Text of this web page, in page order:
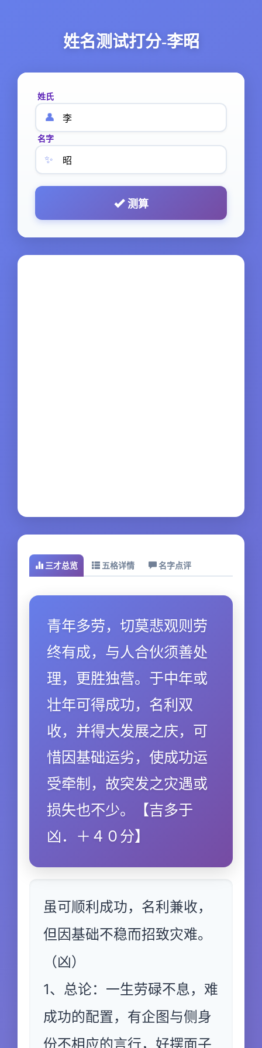
姓名测试打分-李昭
姓氏
👤
名字
✨
测算
三才总览 五格详情 名字点评
青年多劳，切莫悲观则劳
终有成，与人合伙须善处
理，更胜独营。于中年或
壮年可得成功，名利双
收，并得大发展之庆，可
惜因基础运劣，使成功运
受牵制，故突发之灾遇或
损失也不少。【吉多于
凶．＋４０分】
虽可顺利成功，名利兼收，
但因基础不稳而招致灾难。
（凶）
1、总论：一生劳碌不息，难
成功的配置，有企图与侧身
份不相应的言行，好摆面子